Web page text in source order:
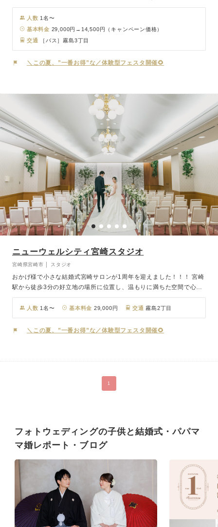
シカルな洋の世界観と、しっとりと品のある和の空気感── おふたり
の“らしさ”に合わせて自由に選べます♪ 上質なインテリアと自然光が
織りなす空間は、 どんなシーンでもドラマチックに仕上がるのが魅
力。 気取らず、でもしっかり特別感のある撮影をしたいカップルに
人数 1名〜
基本料金 29,000円→14,500円（キャンペーン価格）
交通
［バス］霧島3丁目
＼この夏、”一番お得”な／体験型フェスタ開催🌻
ニューウェルシティ宮崎スタジオ
宮崎県宮崎市 │ スタジオ
おかげ様で小さな結婚式宮崎サロンが1周年を迎えました！！！ 宮崎
駅から徒歩3分の好立地の場所に位置し、温もりに満ちた空間で心あ
たたまるセレモニーが叶います。撮影後には少人数での会食からアッ
トホームなパーティまで対応できる3つのバンケットをご用意。さら
に館内には本格的な神殿も備え、洋装・和装両方の撮影に対応可能。
ご希望に合わせた理想のフォトウェディングをお選びいただけます。
人数 1名〜 基本料金 29,000円 交通 霧島2丁目
＼この夏、”一番お得”な／体験型フェスタ開催🌻
1
フォトウェディングの子供と結婚式・パパマ
マ婚レポート・ブログ